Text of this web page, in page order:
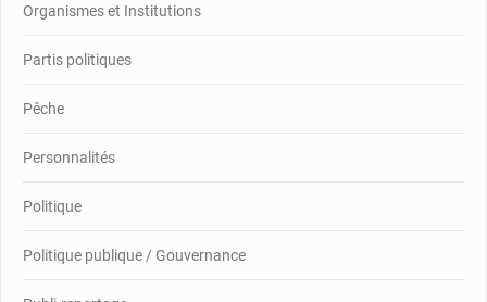
Organismes et Institutions
Partis politiques
Pêche
Personnalités
Politique
Politique publique / Gouvernance